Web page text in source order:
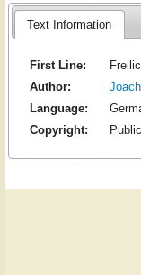
Text Information
First Line:
Author:
Language:
Copyright: